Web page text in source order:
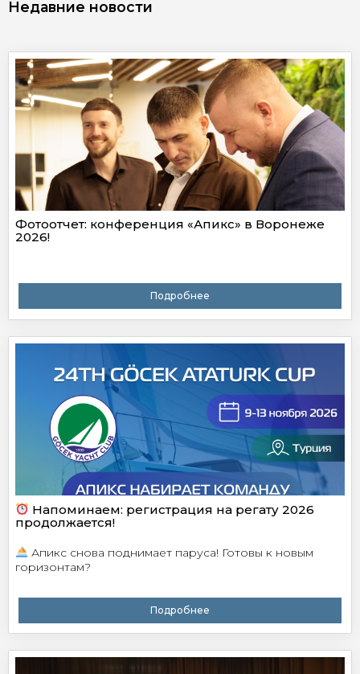
Недавние новости
Фотоотчет: конференция «Апикс» в Воронеже
2026!
Подробнее
Напоминаем: регистрация на регату 2026
продолжается!
Апикс снова поднимает паруса! Готовы к новым
горизонтам?
Подробнее